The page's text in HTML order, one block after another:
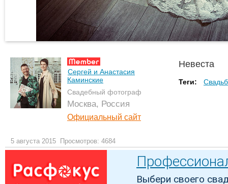
Сергей и Анастасия
Каминские
Свадебный фотограф
Москва, Россия
Официальный сайт
Невеста
Теги:
5 августа 2015 Просмотров: 4684